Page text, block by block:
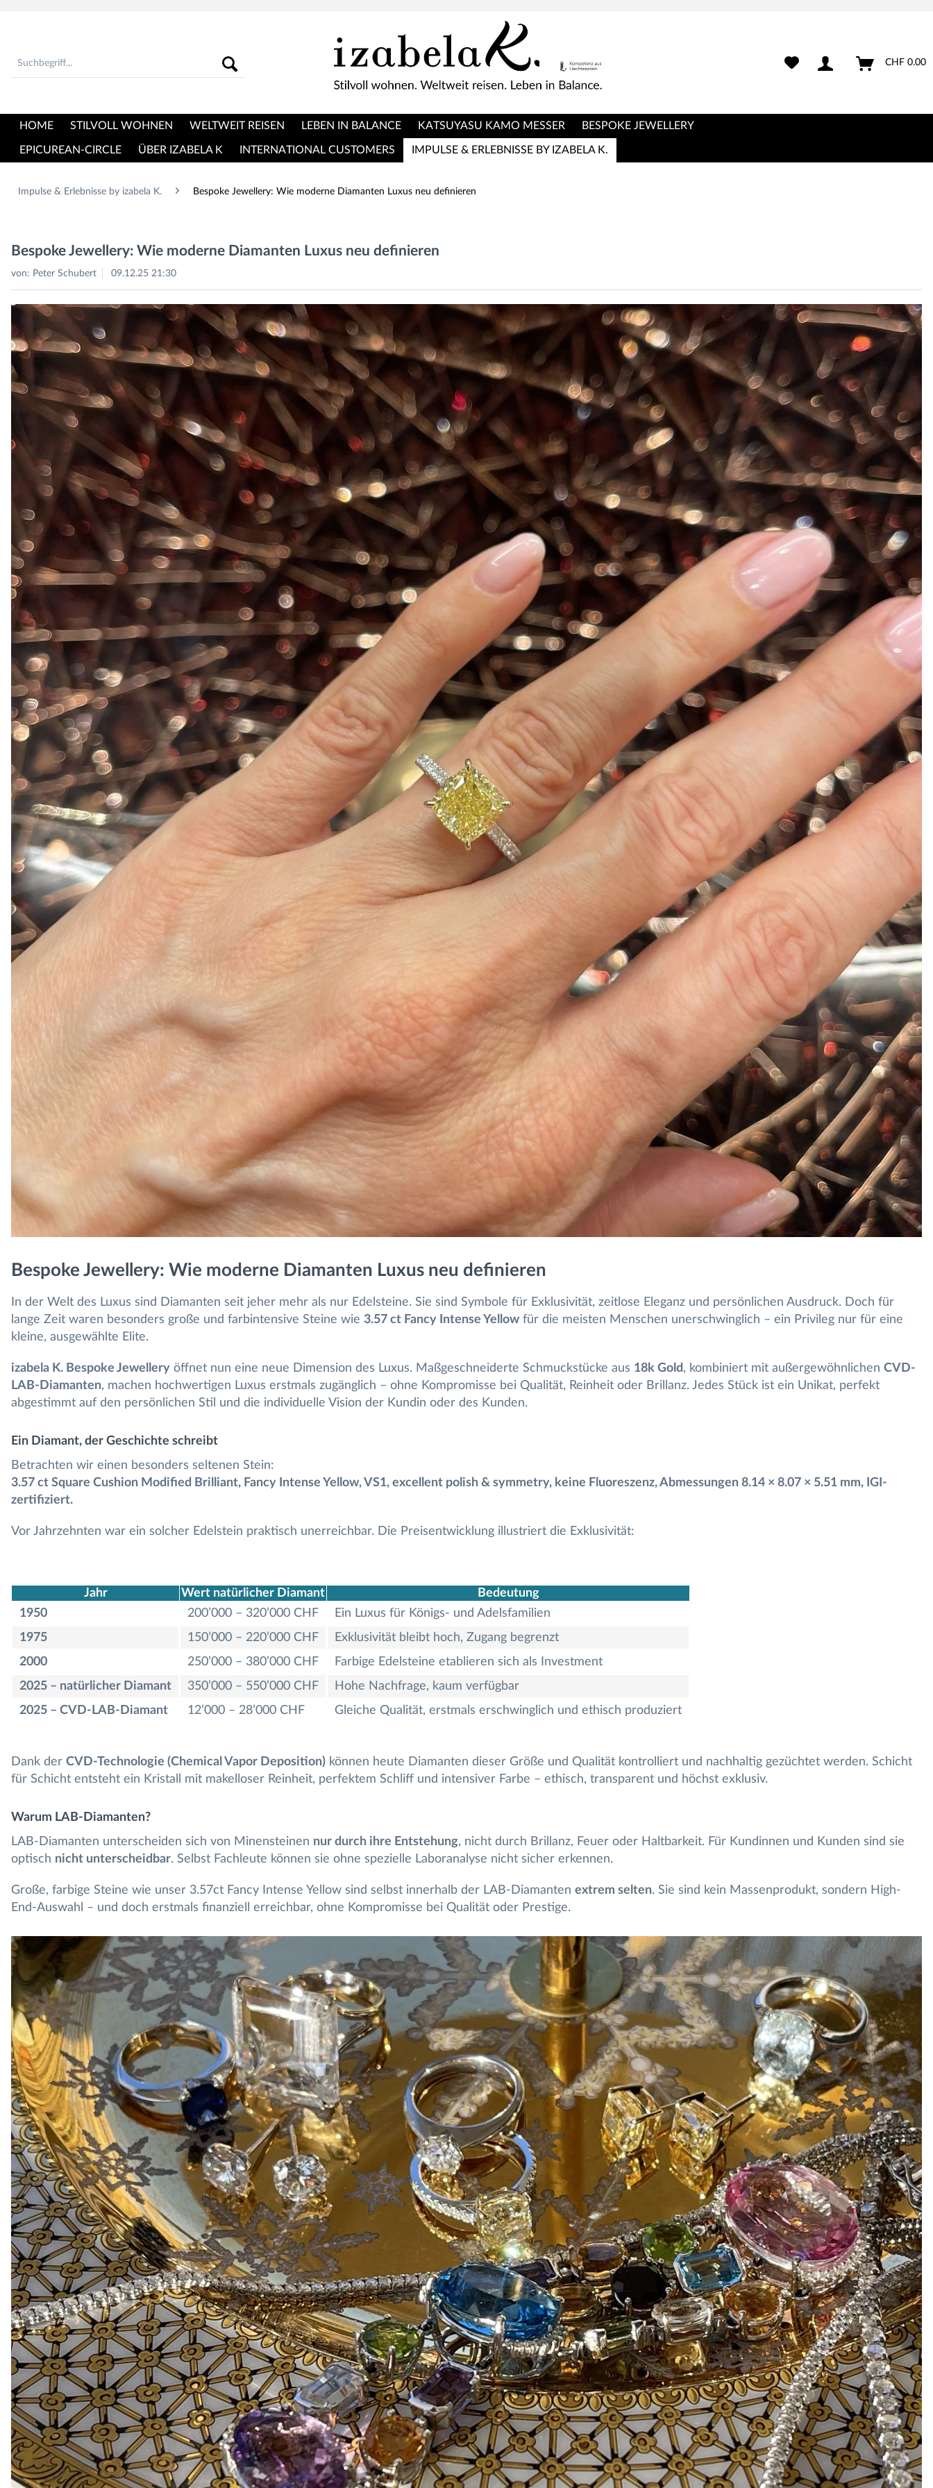
CHF 0.00
HOME STILVOLL WOHNEN WELTWEIT REISEN LEBEN IN BALANCE KATSUYASU KAMO MESSER BESPOKE JEWELLERY
EPICUREAN-CIRCLE ÜBER IZABELA K INTERNATIONAL CUSTOMERS IMPULSE & ERLEBNISSE BY IZABELA K.
Impulse & Erlebnisse by izabela K. Bespoke Jewellery: Wie moderne Diamanten Luxus neu definieren
Bespoke Jewellery: Wie moderne Diamanten Luxus neu definieren
von: Peter Schubert 09.12.25 21:30
Bespoke Jewellery: Wie moderne Diamanten Luxus neu definieren
In der Welt des Luxus sind Diamanten seit jeher mehr als nur Edelsteine. Sie sind Symbole für Exklusivität, zeitlose Eleganz und persönlichen Ausdruck. Doch für
lange Zeit waren besonders große und farbintensive Steine wie 3.57 ct Fancy Intense Yellow für die meisten Menschen unerschwinglich – ein Privileg nur für eine
kleine, ausgewählte Elite.
izabela K. Bespoke Jewellery öffnet nun eine neue Dimension des Luxus. Maßgeschneiderte Schmuckstücke aus 18k Gold , kombiniert mit außergewöhnlichen CVD-
LAB-Diamanten, machen hochwertigen Luxus erstmals zugänglich – ohne Kompromisse bei Qualität, Reinheit oder Brillanz. Jedes Stück ist ein Unikat, perfekt
abgestimmt auf den persönlichen Stil und die individuelle Vision der Kundin oder des Kunden.
Ein Diamant, der Geschichte schreibt
Betrachten wir einen besonders seltenen Stein:
3.57 ct Square Cushion Modified Brilliant, Fancy Intense Yellow, VS1, excellent polish & symmetry, keine Fluoreszenz, Abmessungen 8.14 × 8.07 × 5.51 mm, IGI-
zertifiziert.
Vor Jahrzehnten war ein solcher Edelstein praktisch unerreichbar. Die Preisentwicklung illustriert die Exklusivität:
Jahr Wert natürlicher Diamant
Bedeutung
1950
200’000 – 320’000 CHF
Ein Luxus für Königs- und Adelsfamilien
1975
150’000 – 220’000 CHF
Exklusivität bleibt hoch, Zugang begrenzt
2000
250’000 – 380’000 CHF
Farbige Edelsteine etablieren sich als Investment
2025 – natürlicher Diamant
350’000 – 550’000 CHF
Hohe Nachfrage, kaum verfügbar
2025 – CVD-LAB-Diamant
12’000 – 28’000 CHF Gleiche Qualität, erstmals erschwinglich und ethisch produziert
Dank der CVD-Technologie (Chemical Vapor Deposition) können heute Diamanten dieser Größe und Qualität kontrolliert und nachhaltig gezüchtet werden. Schicht
für Schicht entsteht ein Kristall mit makelloser Reinheit, perfektem Schliff und intensiver Farbe – ethisch, transparent und höchst exklusiv.
Warum LAB-Diamanten?
LAB-Diamanten unterscheiden sich von Minensteinen nur durch ihre Entstehung, nicht durch Brillanz, Feuer oder Haltbarkeit. Für Kundinnen und Kunden sind sie
optisch nicht unterscheidbar. Selbst Fachleute können sie ohne spezielle Laboranalyse nicht sicher erkennen.
Große, farbige Steine wie unser 3.57ct Fancy Intense Yellow sind selbst innerhalb der LAB-Diamanten extrem selten. Sie sind kein Massenprodukt, sondern High-
End-Auswahl – und doch erstmals finanziell erreichbar, ohne Kompromisse bei Qualität oder Prestige.